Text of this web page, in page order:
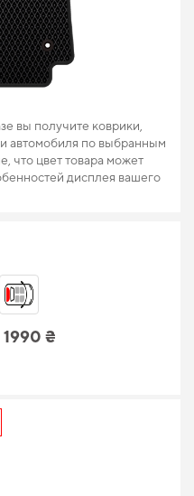
вы получите коврики,
автомобиля по выбранным
что цвет товара может
дисплея вашего
1990 ₴